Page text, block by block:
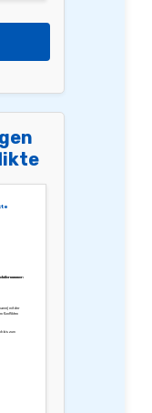
mit der
Konflikten
bis zum